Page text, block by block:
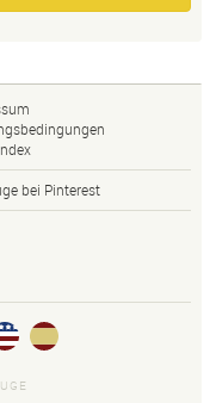
bei Pinterest